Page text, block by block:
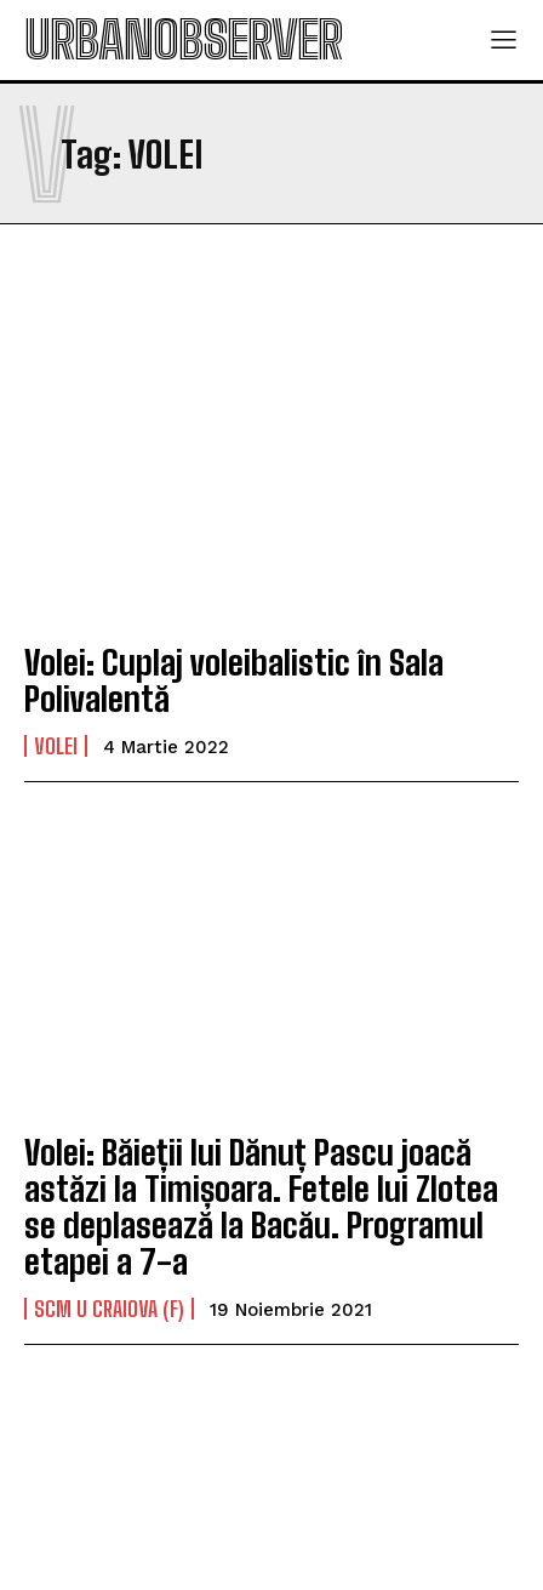
URBANOBSERVER
Tag:VOLEI
V
Volei: Cuplaj voleibalistic în Sala
Polivalentă
VOLEI 4 Martie 2022
Volei: Băieții lui Dănuț Pascu joacă
astăzi la Timișoara. Fetele lui Zlotea
se deplasează la Bacău. Programul
etapei a 7-a
SCM U CRAIOVA (F) 19 Noiembrie 2021